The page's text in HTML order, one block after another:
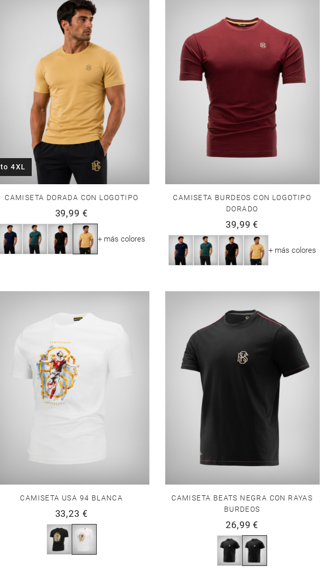
to 4XL
CAMISETA DORADA CON LOGOTIPO
39,99 €
+ más colores
CAMISETA BURDEOS CON LOGOTIPO
DORADO
39,99 €
+ más colores
CAMISETA USA 94 BLANCA
33,23 €
CAMISETA BEATS NEGRA CON RAYAS
BURDEOS
26,99 €